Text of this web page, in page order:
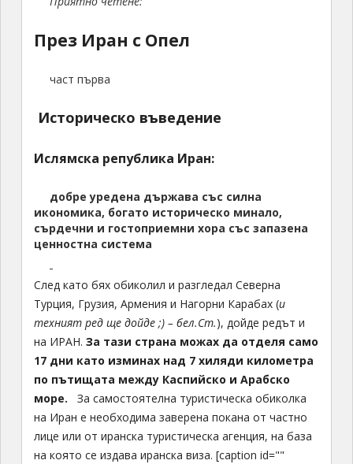
През Иран с Опел
част първа
Историческо въведение
Ислямска република Иран:
добре уредена държава със силна
икономика, богато историческо минало,
сърдечни и гостоприемни хора със запазена
ценностна система
След като бях обиколил и разгледал Северна
Турция, Грузия, Армения и Нагорни Карабах (и
техният ред ще дойде ;) – бел.Ст.), дойде редът и
на ИРАН. За тази страна можах да отделя само
17 дни като изминах над 7 хиляди километра
по пътищата между Каспийско и Арабско
море. За самостоятелна туристическа обиколка
на Иран е необходима заверена покана от частно
лице или от иранска туристическа агенция, на база
на която се издава иранска виза. [caption id=""